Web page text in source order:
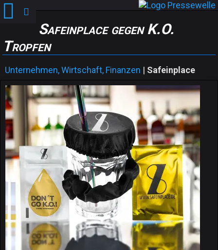
Safeinplace gegen K.O.
Tropfen
Unternehmen, Wirtschaft, Finanzen | Safeinplace